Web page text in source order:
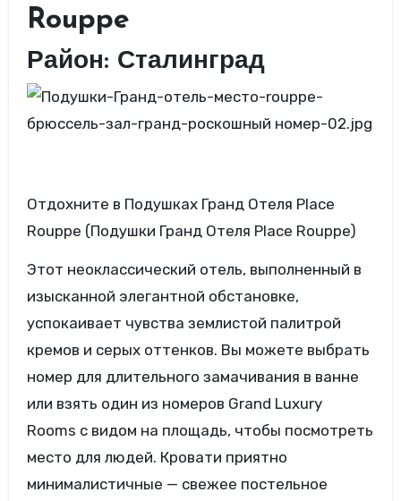
Rouppe
Район: Сталинград
Отдохните в Подушках Гранд Отеля Place
Rouppe (Подушки Гранд Отеля Place Rouppe)
Этот неоклассический отель, выполненный в
изысканной элегантной обстановке,
успокаивает чувства землистой палитрой
кремов и серых оттенков. Вы можете выбрать
номер для длительного замачивания в ванне
или взять один из номеров Grand Luxury
Rooms с видом на площадь, чтобы посмотреть
место для людей. Кровати приятно
минималистичные — свежее постельное